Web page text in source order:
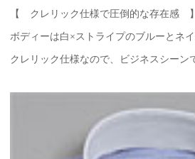
【 クレリック仕様で圧倒的な存在感 】
ボディーは白×ストライプのブルーとネ
クレリック仕様なので、ビジネスシーン